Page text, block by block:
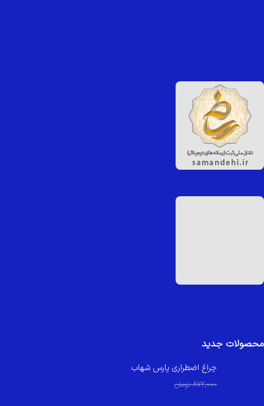
محصولات جدید
چراغ اضطراری پارس شهاب
872,000 تومان